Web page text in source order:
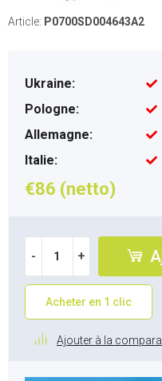
Article: P0700SD004643A2
Ukraine:
Pologne:
Allemagne:
Italie:
€86 (netto)
- +
Acheter en 1 clic
Ajouter à la